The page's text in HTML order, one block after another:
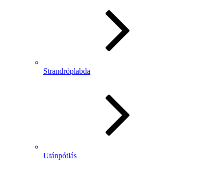
Strandröplabda
Utánpótlás